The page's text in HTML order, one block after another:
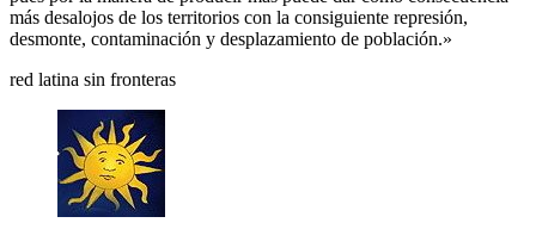
más desalojos de los territorios con la consiguiente represión,
desmonte, contaminación y desplazamiento de población.»
red latina sin fronteras